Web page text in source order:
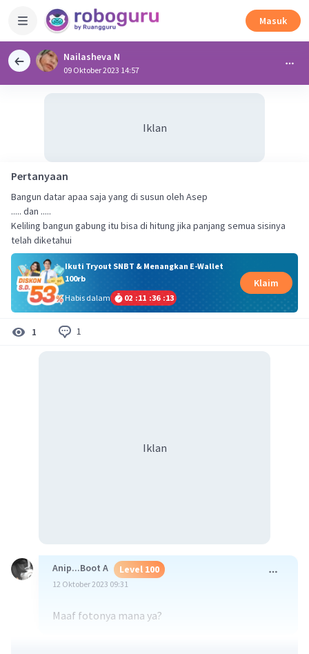
Masuk
Nailasheva N
09 Oktober 2023 14:57
Iklan
Pertanyaan
Bangun datar apaa saja yang di susun oleh Asep
..... dan .....
Keliling bangun gabung itu bisa di hitung jika panjang semua sisinya
telah diketahui
Ikuti Tryout SNBT & Menangkan E-Wallet
100rb
Habis dalam
02 :11 :36 :12
Klaim
1 1
Iklan
Anip...Boot A Level 100
12 Oktober 2023 09:31
Maaf fotonya mana ya?